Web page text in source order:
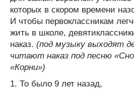
которых в скором времени
И чтобы первоклассникам
жить в школе,
наказ. (под музыку выходят
читают наказ под песню
«Корни»)
1. То было 9 лет назад,